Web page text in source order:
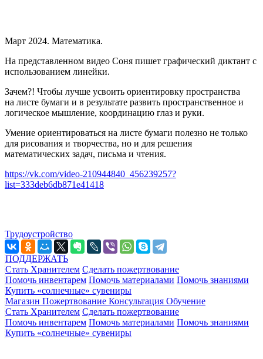
Март 2024. Математика.
На представленном видео Соня пишет графический диктант с
использованием линейки.
Зачем?! Чтобы лучше усвоить ориентировку пространства
на листе бумаги и в результате развить пространственное и
логическое мышление, координацию глаз и руки.
Умение ориентироваться на листе бумаги полезно не только
для рисования и творчества, но и для решения
математических задач, письма и чтения.
https://vk.com/video-210944840_456239257?
list=333deb6db871e41418
Трудоустройство
ПОДДЕРЖАТЬ
Стать Хранителем Сделать пожертвование
Помочь инвентарем Помочь материалами Помочь знаниями
Купить «солнечные» сувениры
Магазин Пожертвование Консультация Обучение
Стать Хранителем Сделать пожертвование
Помочь инвентарем Помочь материалами Помочь знаниями
Купить «солнечные» сувениры